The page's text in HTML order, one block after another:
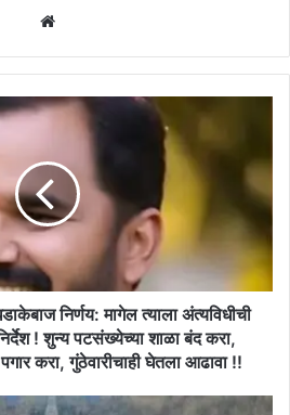
निर्णय: मागेल त्याला अंत्यविधीची
! शुन्य पटसंख्येच्या शाळा बंद करा,
करा, गुंठेवारीचाही घेतला आढावा !!